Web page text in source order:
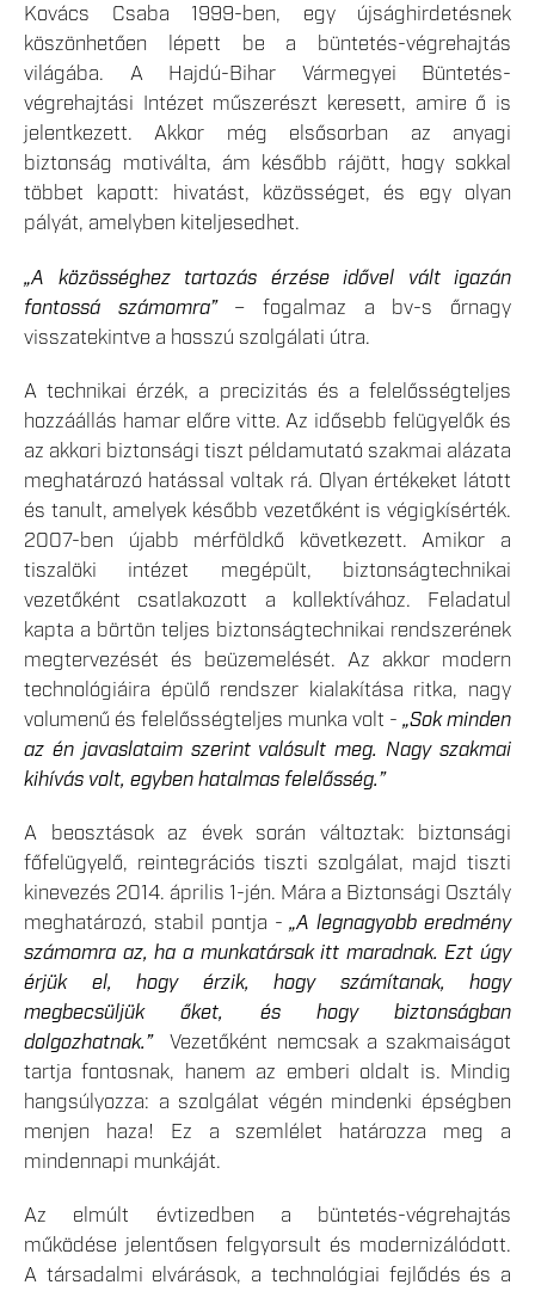
Kovács Csaba 1999-ben, egy újsághirdetésnek
köszönhetően lépett be a büntetés-végrehajtás
világába. A Hajdú-Bihar Vármegyei Büntetés-
végrehajtási Intézet műszerészt keresett, amire ő is
jelentkezett. Akkor még elsősorban az anyagi
biztonság motiválta, ám később rájött, hogy sokkal
többet kapott: hivatást, közösséget, és egy olyan
pályát, amelyben kiteljesedhet.
„A közösséghez tartozás érzése idővel vált igazán
fontossá számomra”– fogalmaz a bv-s őrnagy
visszatekintve a hosszú szolgálati útra.
A technikai érzék, a precizitás és a felelősségteljes
hozzáállás hamar előre vitte. Az idősebb felügyelők és
az akkori biztonsági tiszt példamutató szakmai alázata
meghatározó hatással voltak rá. Olyan értékeket látott
és tanult, amelyek később vezetőként is végigkísérték.
2007-ben újabb mérföldkő következett. Amikor a
tiszalöki intézet megépült, biztonságtechnikai
vezetőként csatlakozott a kollektívához. Feladatul
kapta a börtön teljes biztonságtechnikai rendszerének
megtervezését és beüzemelését. Az akkor modern
technológiáira épülő rendszer kialakítása ritka, nagy
volumenű és felelősségteljes munka volt - „Sok minden
az én javaslataim szerint valósult meg. Nagy szakmai
kihívás volt, egyben hatalmas felelősség.”
A beosztások az évek során változtak: biztonsági
főfelügyelő, reintegrációs tiszti szolgálat, majd tiszti
kinevezés 2014. április 1-jén. Mára a Biztonsági Osztály
meghatározó, stabil pontja -„A legnagyobb eredmény
számomra az, ha a munkatársak itt maradnak. Ezt úgy
érjük el, hogy érzik, hogy számítanak, hogy
megbecsüljük őket, és hogy biztonságban
dolgozhatnak.”Vezetőként nemcsak a szakmaiságot
tartja fontosnak, hanem az emberi oldalt is. Mindig
hangsúlyozza: a szolgálat végén mindenki épségben
menjen haza! Ez a szemlélet határozza meg a
mindennapi munkáját.
Az elmúlt évtizedben a büntetés-végrehajtás
működése jelentősen felgyorsult és modernizálódott.
A társadalmi elvárások, a technológiai fejlődés és a